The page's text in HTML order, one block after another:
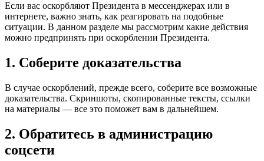
Если вас оскорбляют Президента в мессенджерах или в
интернете, важно знать, как реагировать на подобные
ситуации. В данном разделе мы рассмотрим какие действия
можно предпринять при оскорблении Президента.
1. Соберите доказательства
В случае оскорблений, прежде всего, соберите все возможные
доказательства. Скриншоты, скопированные тексты, ссылки
на материалы — все это поможет вам в дальнейшем.
2. Обратитесь в администрацию
соцсети